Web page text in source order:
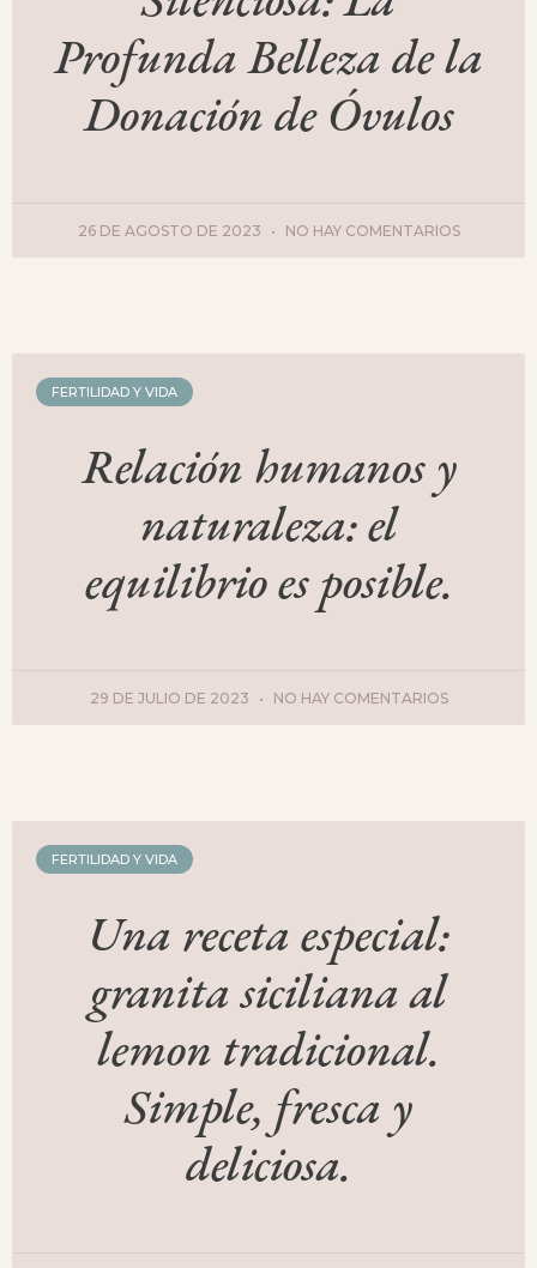
Profunda Belleza de la
Donación de Óvulos
26 DE AGOSTO DE 2023 NO HAY COMENTARIOS
FERTILIDAD Y VIDA
Relación humanos y
naturaleza: el
equilibrio es posible.
29 DE JULIO DE 2023 NO HAY COMENTARIOS
FERTILIDAD Y VIDA
Una receta especial:
granita siciliana al
lemon tradicional.
Simple, fresca y
deliciosa.